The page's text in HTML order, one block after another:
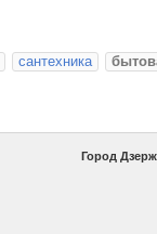
сантехника
Город